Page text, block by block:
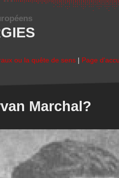
ou la quête de sens | Page
Marchal?